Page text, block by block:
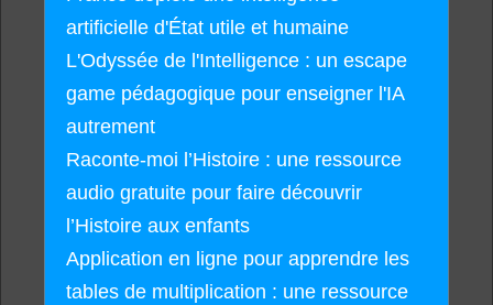
artificielle d'État utile et humaine
L'Odyssée de l'Intelligence : un escape
game pédagogique pour enseigner l'IA
autrement
Raconte-moi l’Histoire : une ressource
audio gratuite pour faire découvrir
l’Histoire aux enfants
Application en ligne pour apprendre les
tables de multiplication : une ressource